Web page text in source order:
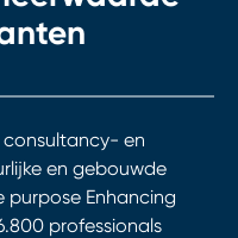
consultancy- en
en gebouwde
Enhancing
professionals